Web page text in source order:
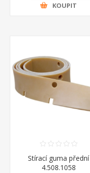
KOUPIT
Stírací guma přední
4.508.1058